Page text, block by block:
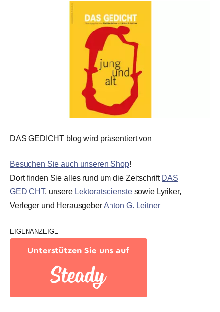
DAS GEDICHT blog wird präsentiert von
Besuchen Sie auch unseren Shop!
Dort finden Sie alles rund um die Zeitschrift DAS
GEDICHT, unsere Lektoratsdienste sowie Lyriker,
Verleger und HerausgeberAnton G. Leitner
EIGENANZEIGE